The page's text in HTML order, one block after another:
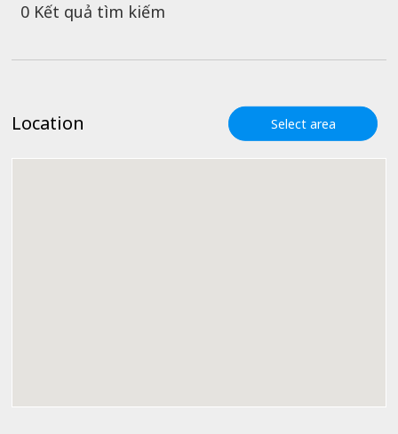
0 Kết quả tìm kiếm
Location Select area